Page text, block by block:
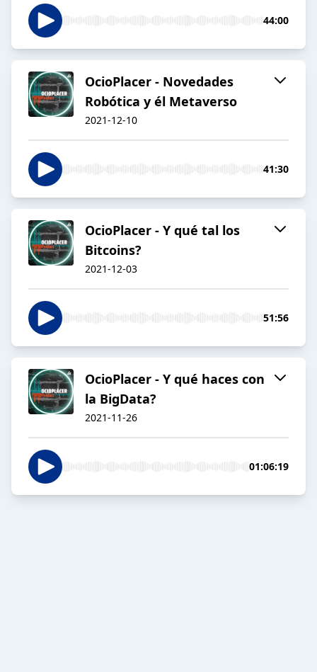
44:00
OcioPlacer - Novedades
Robótica y él Metaverso
2021-12-10
41:30
OcioPlacer - Y qué tal los
Bitcoins?
2021-12-03
51:56
OcioPlacer - Y qué haces con
la BigData?
2021-11-26
01:06:19